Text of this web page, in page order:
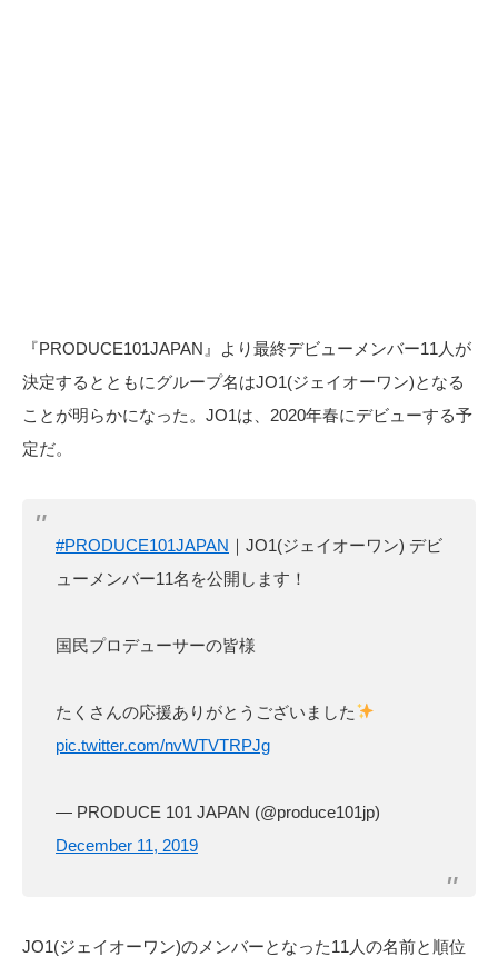
『PRODUCE101JAPAN』より最終デビューメンバー11人が
決定するとともにグループ名はJO1(ジェイオーワン)となる
ことが明らかになった。JO1は、2020年春にデビューする予
定だ。
#PRODUCE101JAPAN ｜JO1(ジェイオーワン) デビ
ューメンバー11名を公開します！
国民プロデューサーの皆様
たくさんの応援ありがとうございました
pic.twitter.com/nvWTVTRPJg
— PRODUCE 101 JAPAN (@produce101jp)
December 11, 2019
JO1(ジェイオーワン)のメンバーとなった11人の名前と順位